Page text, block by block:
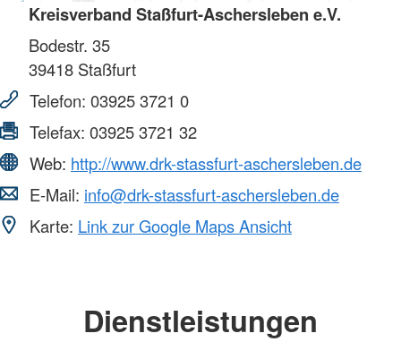
Kreisverband Staßfurt-Aschersleben e.V.
Bodestr. 35
39418 Staßfurt
Telefon: 03925 3721 0
Telefax: 03925 3721 32
Web: http://www.drk-stassfurt-aschersleben.de
E-Mail: info@drk-stassfurt-aschersleben.de
Karte: Link zur Google Maps Ansicht
Dienstleistungen